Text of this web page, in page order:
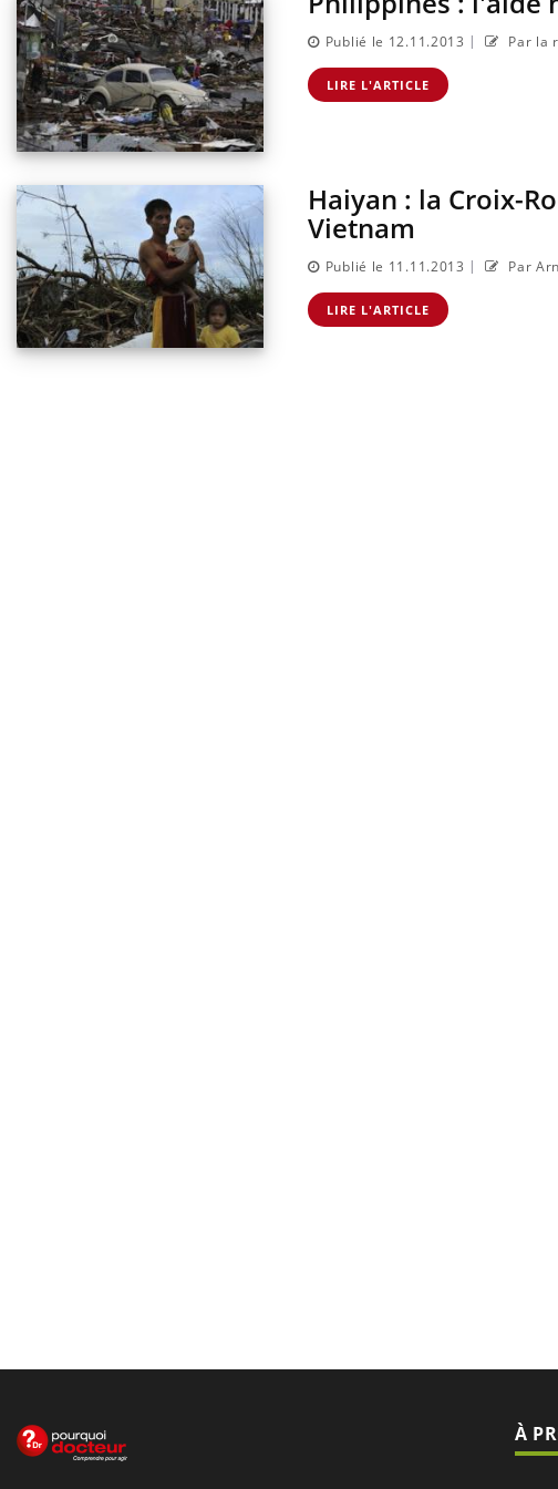
Publié le 12.11.2013 | Par la
LIRE L'ARTICLE
Haiyan : la Croix-
Vietnam
Publié le 11.11.2013 | Par
LIRE L'ARTICLE
sur la maladie d'un proche c'est montrer ...
carence en
À